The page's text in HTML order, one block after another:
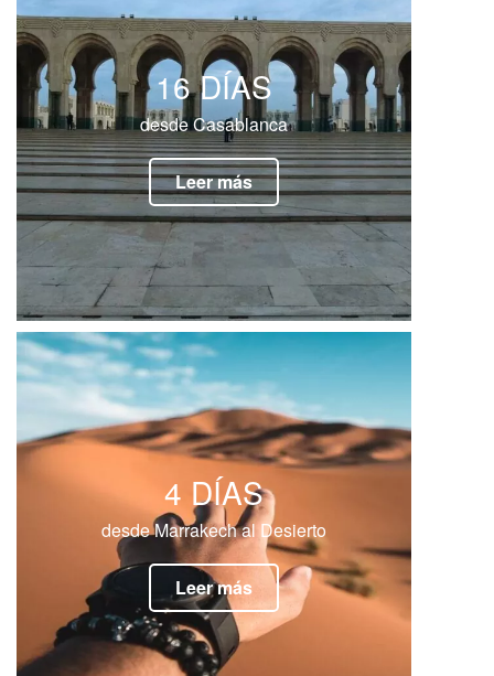
16 DÍAS
desde Casablanca
Leer más
4 DÍAS
desde Marrakech al Desierto
Leer más